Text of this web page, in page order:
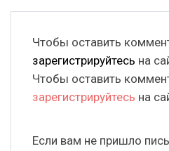
Чтобы оставить
зарегистрируйтесь на
Чтобы оставить
зарегистрируйтесь на
Если вам не пришло